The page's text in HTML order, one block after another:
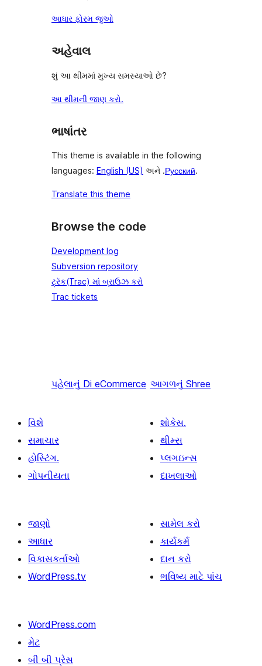
આધાર ફોરમ જુઓ
અહેવાલ
શું આ થીમમાં મુખ્ય સમસ્યાઓ છે?
આ થીમની જાણ કરો.
ભાષાંતર
This theme is available in the following
languages: English (US) અને .Русский.
Translate this theme
Browse the code
Development log
Subversion repository
ટ્રૅક(Trac) માં બ્રાઉઝ કરો
Trac tickets
પહેલાનું Di eCommerce આગળનું Shree
વિશે
સમાચાર
હોસ્ટિંગ.
ગોપનીયતા
શોકેસ.
થીમ્સ
પ્લગઇન્સ
દાખલાઓ
જાણો
આધાર
વિકાસકર્તાઓ
WordPress.tv
સામેલ કરો
કાર્યકર્મ
દાન કરો
ભવિષ્ય માટે પાંચ
WordPress.com
મેટ
બી બી પ્રેસ